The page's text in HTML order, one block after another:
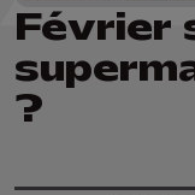
Février
?